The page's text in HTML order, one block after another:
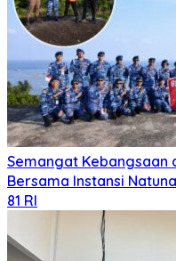
Semangat Kebangsaan
Bersama Instansi
81 RI